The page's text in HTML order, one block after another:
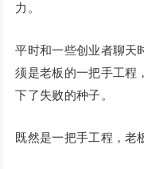
力。
平时和一些创业者聊天
须是老板的一把手工程
下了失败的种子。
既然是一把手工程，老